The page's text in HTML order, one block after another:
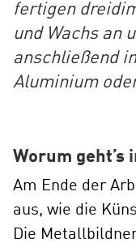
fertigen
und Wachs an
anschließend
Aluminium
Worum geht’s
Am Ende der
aus, wie die
Die